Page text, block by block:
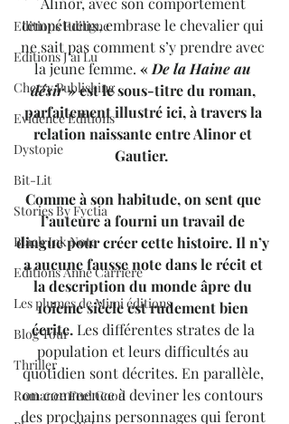
Editions Ediligne
Editions J'ai Lu
Cherry Publishing
Evidence Editions
Dystopie
Bit-Lit
Stories By Fyctia
Black Ink Note
Editions Anne Carrière
Les plumes de Mimi éditions
Blog Tour
Thriller
Romance Feel Good
tempétueux, embrase le chevalier qui
ne sait pas comment s’y prendre avec
la jeune femme. « De la Haine au
désir » est le sous-titre du roman,
parfaitement illustré ici, à travers la
relation naissante entre Alinor et
Gautier.
Comme à son habitude, on sent que
l’auteure a fourni un travail de
dingue pour créer cette histoire. Il n’y
a aucune fausse note dans le récit et
la description du monde âpre du
10ieme siècle est rudement bien
écrite. Les différentes strates de la
population et leurs difficultés au
quotidien sont décrites. En parallèle,
on commence à deviner les contours
des prochains personnages qui feront